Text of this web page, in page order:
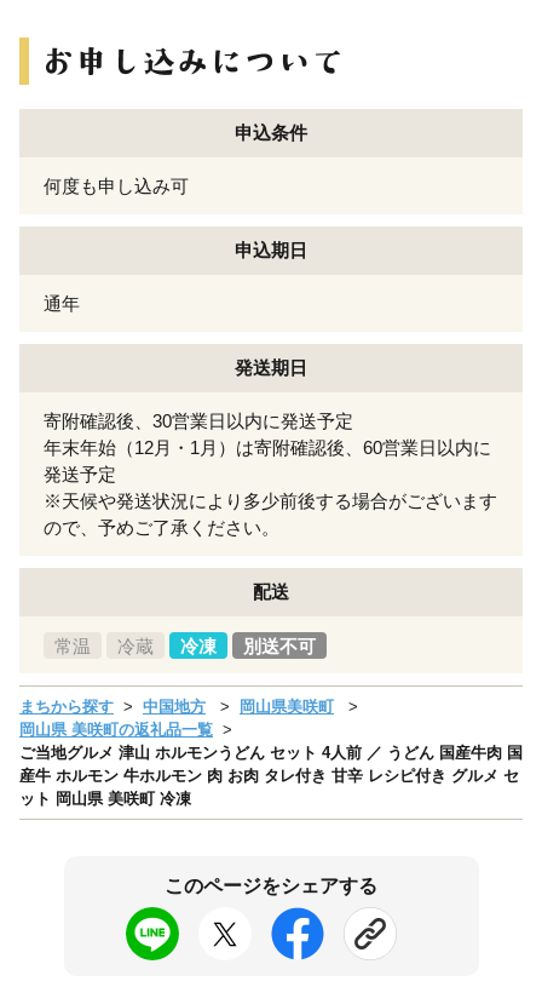
申込条件
何度も申し込み可
申込期日
通年
発送期日
寄附確認後、30営業日以内に発送予定
年末年始（12月・1月）は寄附確認後、60営業日以内に
発送予定
※天候や発送状況により多少前後する場合がございます
ので、予めご了承ください。
配送
常温 冷蔵 冷凍 別送不可
まちから探す 中国地方
岡山県美咲町
岡山県 美咲町の返礼品一覧
ご当地グルメ 津山 ホルモンうどん セット 4人前 ／ うどん 国産牛肉 国
産牛 ホルモン 牛ホルモン 肉 お肉 タレ付き 甘辛 レシピ付き グルメ セ
ット 岡山県 美咲町 冷凍
このページをシェアする